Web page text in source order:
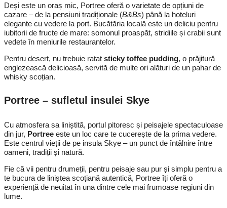
Deși este un oraș mic, Portree oferă o varietate de opțiuni de
cazare – de la pensiuni tradiționale (B&Bs) până la hoteluri
elegante cu vedere la port. Bucătăria locală este un deliciu pentru
iubitorii de fructe de mare: somonul proaspăt, stridiile și crabii sunt
vedete în meniurile restaurantelor.
Pentru desert, nu trebuie ratat sticky toffee pudding, o prăjitură
englezească delicioasă, servită de multe ori alături de un pahar de
whisky scoțian.
Portree – sufletul insulei Skye
Cu atmosfera sa liniștită, portul pitoresc și peisajele spectaculoase
din jur, Portree este un loc care te cucerește de la prima vedere.
Este centrul vieții de pe insula Skye – un punct de întâlnire între
oameni, tradiții și natură.
Fie că vii pentru drumeții, pentru peisaje sau pur și simplu pentru a
te bucura de liniștea scoțiană autentică, Portree îți oferă o
experiență de neuitat în una dintre cele mai frumoase regiuni din
lume.